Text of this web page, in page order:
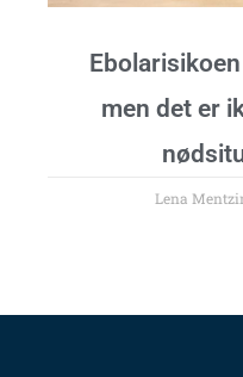
men det er
Lena